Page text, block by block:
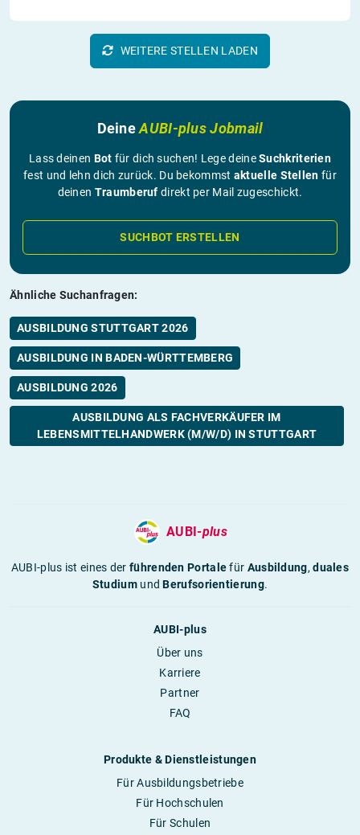
WEITERE STELLEN LADEN
DeineAUBI-plus Jobmail
Lass deinen Bot für dich suchen! Lege deineSuchkriterien
fest und lehn dich zurück. Du bekommst aktuelle Stellen für
deinen Traumberuf direkt per Mail zugeschickt.
SUCHBOT ERSTELLEN
Ähnliche Suchanfragen:
AUSBILDUNG STUTTGART 2026
AUSBILDUNG IN BADEN-WÜRTTEMBERG
AUSBILDUNG 2026
AUSBILDUNG ALS FACHVERKÄUFER IM
LEBENSMITTELHANDWERK (M/W/D) IN STUTTGART
AUBI-plus
AUBI-plus ist eines derführenden Portalefür Ausbildung,duales
StudiumundBerufsorientierung.
AUBI-plus
Über uns
Karriere
Partner
FAQ
Produkte & Dienstleistungen
Für Ausbildungsbetriebe
Für Hochschulen
Für Schulen